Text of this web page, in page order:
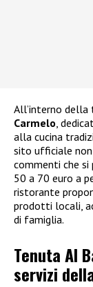
All’interno della
Carmelo,
alla cucina
sito ufficiale
commenti che
50 a 70 euro a
ristorante
prodotti locali,
di famiglia.
Tenuta Al
servizi